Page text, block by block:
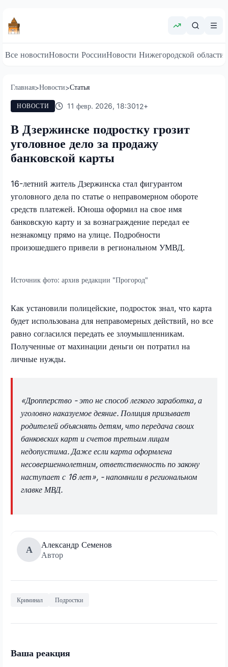
Все новостиНовости РоссииНовости Нижегородской области
Главная>Новости>Статья
НОВОСТИ 11 февр. 2026, 18:3012+
В Дзержинске подростку грозит
уголовное дело за продажу
банковской карты
16-летний житель Дзержинска стал фигурантом
уголовного дела по статье о неправомерном обороте
средств платежей. Юноша оформил на свое имя
банковскую карту и за вознаграждение передал ее
незнакомцу прямо на улице. Подробности
произошедшего привели в региональном УМВД.
Источник фото: архив редакции "Прогород"
Как установили полицейские, подросток знал, что карта
будет использована для неправомерных действий, но все
равно согласился передать ее злоумышленникам.
Полученные от махинации деньги он потратил на
личные нужды.
«Дропперство - это не способ легкого заработка, а
уголовно наказуемое деяние. Полиция призывает
родителей объяснять детям, что передача своих
банковских карт и счетов третьим лицам
недопустима. Даже если карта оформлена
несовершеннолетним, ответственность по закону
наступает с 16 лет», - напомнили в региональном
главке МВД.
А
Александр Семенов
Автор
Криминал Подростки
Ваша реакция